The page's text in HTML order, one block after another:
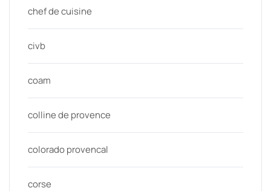
chef de cuisine
civb
coam
colline de provence
colorado provencal
corse